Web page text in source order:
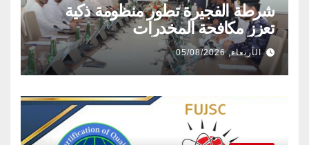
شرطة الفجيرة تطور منظومة ذكية
تعزز مكافحة المخدرات
الأربعاء, 05/08/2026